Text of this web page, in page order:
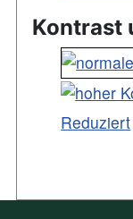
Kontrast
Reduziert